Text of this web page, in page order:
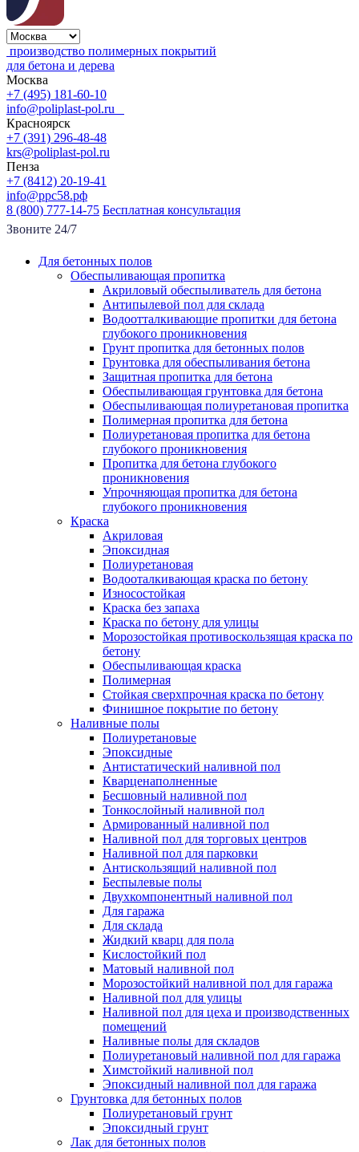
производство полимерных покрытий
для бетона и дерева
Москва
+7 (495) 181-60-10
info@poliplast-pol.ru
Красноярск
+7 (391) 296-48-48
krs@poliplast-pol.ru
Пенза
+7 (8412) 20-19-41
info@ррс58.рф
8 (800) 777-14-75 Бесплатная консультация
Звоните 24/7
Для бетонных полов
Обеспыливающая пропитка
Акриловый обеспыливатель для бетона
Антипылевой пол для склада
Водоотталкивающие пропитки для бетона
глубокого проникновения
Грунт пропитка для бетонных полов
Грунтовка для обеспыливания бетона
Защитная пропитка для бетона
Обеспыливающая грунтовка для бетона
Обеспыливающая полиуретановая пропитка
Полимерная пропитка для бетона
Полиуретановая пропитка для бетона
глубокого проникновения
Пропитка для бетона глубокого
проникновения
Упрочняющая пропитка для бетона
глубокого проникновения
Краска
Акриловая
Эпоксидная
Полиуретановая
Водооталкивающая краска по бетону
Износостойкая
Краска без запаха
Краска по бетону для улицы
Морозостойкая противоскользящая краска по
бетону
Обеспыливающая краска
Полимерная
Стойкая сверхпрочная краска по бетону
Финишное покрытие по бетону
Наливные полы
Полиуретановые
Эпоксидные
Антистатический наливной пол
Кварценаполненные
Бесшовный наливной пол
Тонкослойный наливной пол
Армированный наливной пол
Наливной пол для торговых центров
Наливной пол для парковки
Антискользящий наливной пол
Беспылевые полы
Двухкомпонентный наливной пол
Для гаража
Для склада
Жидкий кварц для пола
Кислостойкий пол
Матовый наливной пол
Морозостойкий наливной пол для гаража
Наливной пол для улицы
Наливной пол для цеха и производственных
помещений
Наливные полы для складов
Полиуретановый наливной пол для гаража
Химстойкий наливной пол
Эпоксидный наливной пол для гаража
Грунтовка для бетонных полов
Полиуретановый грунт
Эпоксидный грунт
Лак для бетонных полов